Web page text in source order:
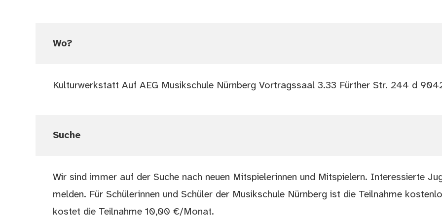
Wo?
Kulturwerkstatt Auf AEG Musikschule Nürnberg Vortragssaal 3.33 Fürther Str. 244 d
Suche
Wir sind immer auf der Suche nach neuen Mitspielerinnen und Mitspielern. Interessierte
melden. Für Schülerinnen und Schüler der Musikschule Nürnberg ist die Teilnahme
kostet die Teilnahme 10,00 €/Monat.